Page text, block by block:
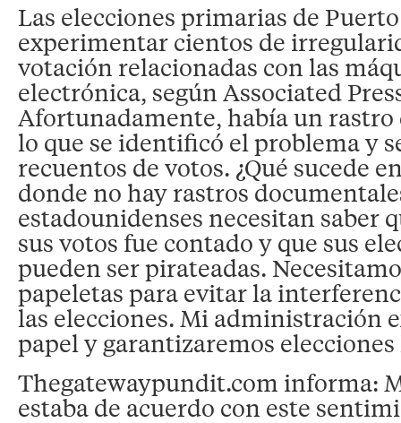
Las elecciones primarias de
experimentar cientos de
votación relacionadas con las
electrónica, según Associated
Afortunadamente, había un
lo que se identificó el problema y
recuentos de votos. ¿Qué sucede
donde no hay rastros
estadounidenses necesitan saber
sus votos fue contado y que sus
pueden ser pirateadas.
papeletas para evitar la
las elecciones. Mi administración
papel y garantizaremos
Thegatewaypundit.com informa:
estaba de acuerdo con este